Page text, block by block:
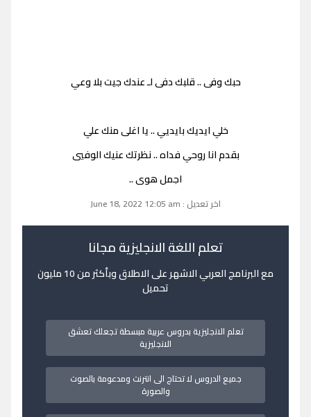
حبك وفى .. قلبك دفى لـ عندك جيت بلا وعي
خلي ايديك بايديي .. يا اغلى منك علي
بقدم انا روحي فداه .. نظرتك عنيك الوفيي
اجمل هوى ..
اخر تعديل : June 18, 2022 12:05 am
تعلم اللغة الانجليزية مجانا
مع البرنامج العربي الاشهر على الاطلاق وبأكثر من 10 مليون
تحميل
تعلم الانجليزية بدروس عربية مبسطة تجعلك تعشق
الانجليزية
جميع الدروس لا تحتاج الى انترنت ومدعومة بالصوت
والصورة